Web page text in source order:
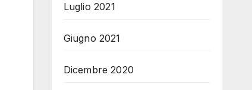
Luglio 2021
Giugno 2021
Dicembre 2020